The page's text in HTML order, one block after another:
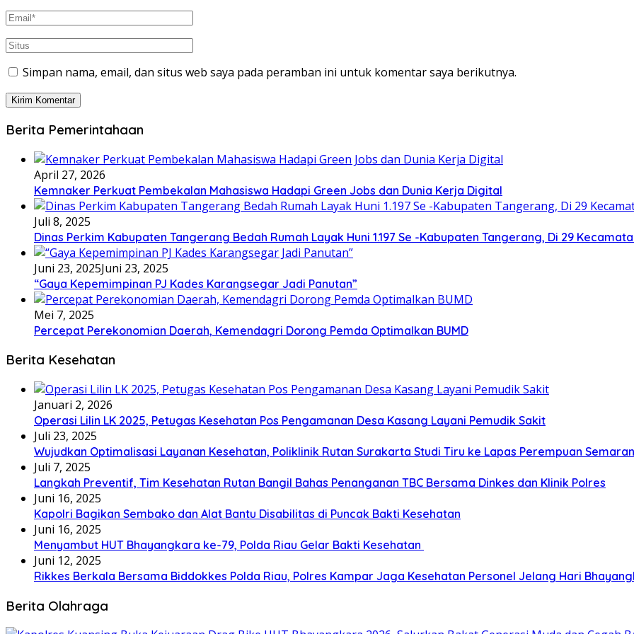
Simpan nama, email, dan situs web saya pada peramban ini untuk komentar saya berikutnya.
Berita Pemerintahaan
April 27, 2026
Kemnaker Perkuat Pembekalan Mahasiswa Hadapi Green Jobs dan Dunia Kerja Digital
Juli 8, 2025
Dinas Perkim Kabupaten Tangerang Bedah Rumah Layak Huni 1.197 Se -Kabupaten Tangerang, Di 29
Juni 23, 2025Juni 23, 2025
“Gaya Kepemimpinan PJ Kades Karangsegar Jadi Panutan”
Mei 7, 2025
Percepat Perekonomian Daerah, Kemendagri Dorong Pemda Optimalkan BUMD
Berita Kesehatan
Januari 2, 2026
Operasi Lilin LK 2025, Petugas Kesehatan Pos Pengamanan Desa Kasang Layani Pemudik Sakit
Juli 23, 2025
Wujudkan Optimalisasi Layanan Kesehatan, Poliklinik Rutan Surakarta Studi Tiru ke Lapas Perempuan
Juli 7, 2025
Langkah Preventif, Tim Kesehatan Rutan Bangil Bahas Penanganan TBC Bersama Dinkes dan Klinik Polres
Juni 16, 2025
Kapolri Bagikan Sembako dan Alat Bantu Disabilitas di Puncak Bakti Kesehatan
Juni 16, 2025
Menyambut HUT Bhayangkara ke-79, Polda Riau Gelar Bakti Kesehatan
Juni 12, 2025
Rikkes Berkala Bersama Biddokkes Polda Riau, Polres Kampar Jaga Kesehatan Personel Jelang Hari
Berita Olahraga